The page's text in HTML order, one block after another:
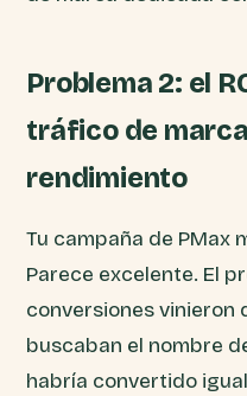
Problema 2: el
tráfico de
rendimiento
Tu campaña de PMax
Parece excelente. El
conversiones vinieron
buscaban el nombre
habría convertido